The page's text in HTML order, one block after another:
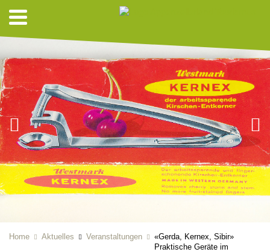
Home Aktuelles Veranstaltungen
«Gerda, Kernex, Sibir»
Praktische Geräte im